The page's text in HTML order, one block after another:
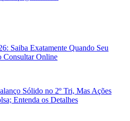
Saiba Exatamente Quando Seu
Consultar Online
Sólido no 2º Tri, Mas Ações
Entenda os Detalhes